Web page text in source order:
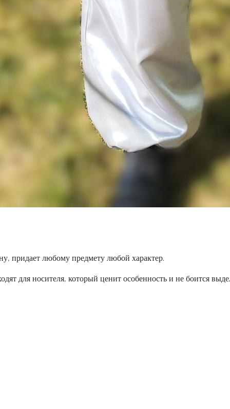
придает любому предмету любой характер.
для носителя, который ценит особенность и не боится